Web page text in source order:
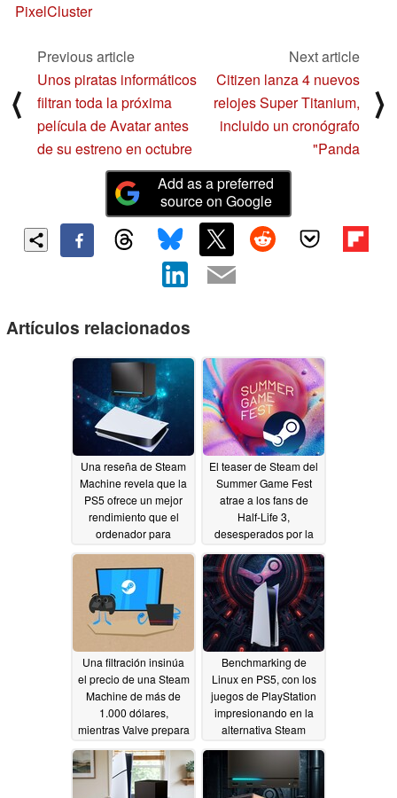
PixelCluster
⟨
Previous article
Unos piratas informáticos
filtran toda la próxima
película de Avatar antes
de su estreno en octubre
Next article
Citizen lanza 4 nuevos
relojes Super Titanium,
incluido un cronógrafo
"Panda
⟩
Add as a preferred
source on Google
Artículos relacionados
Una reseña de Steam
Machine revela que la
PS5 ofrece un mejor
rendimiento que el
ordenador para
videojuegos de Valve
06/23/2026
El teaser de Steam del
Summer Game Fest
atrae a los fans de
Half-Life 3,
desesperados por la
fecha de lanzamiento
05/25/2026
Una filtración insinúa
el precio de una Steam
Machine de más de
1.000 dólares,
mientras Valve prepara
paquetes para la fecha
de lanzamiento
05/16/2026
Benchmarking de
Linux en PS5, con los
juegos de PlayStation
impresionando en la
alternativa Steam
Machine05/06/2026